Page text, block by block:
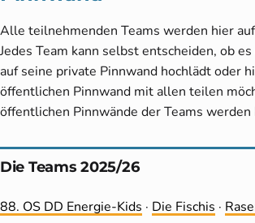
Alle teilnehmenden Teams werden hier
Jedes Team kann selbst entscheiden, ob
auf seine private Pinnwand hochlädt oder
öffentlichen Pinnwand mit allen teilen
öffentlichen Pinnwände der Teams
Die Teams 2025/26
88. OS DD Energie-Kids · Die Fischis ·